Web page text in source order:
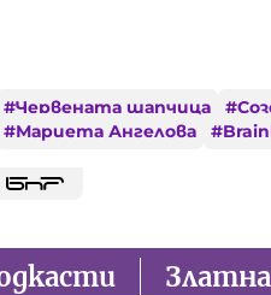
#Червената шапчица #
#Мариета Ангелова #